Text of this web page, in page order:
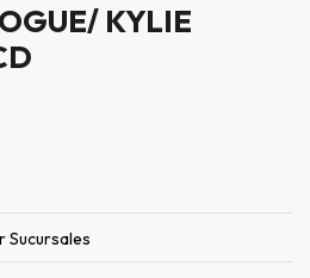
KYLIE
Sucursales